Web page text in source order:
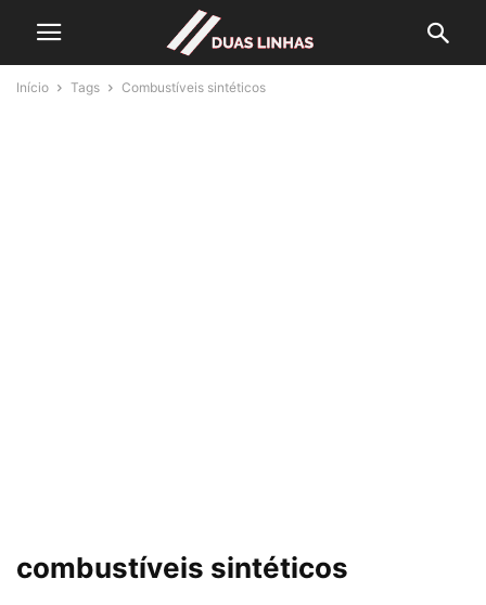
Início Tags Combustíveis sintéticos
combustíveis sintéticos